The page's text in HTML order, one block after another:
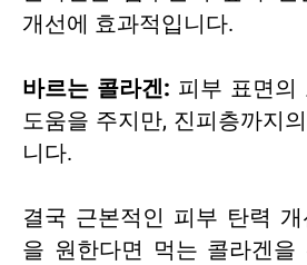
개선에 효과적입니다.
바르는 콜라겐: 피부 표면의
도움을 주지만, 진피층까지
니다.
결국 근본적인 피부 탄력
을 원한다면 먹는 콜라겐을